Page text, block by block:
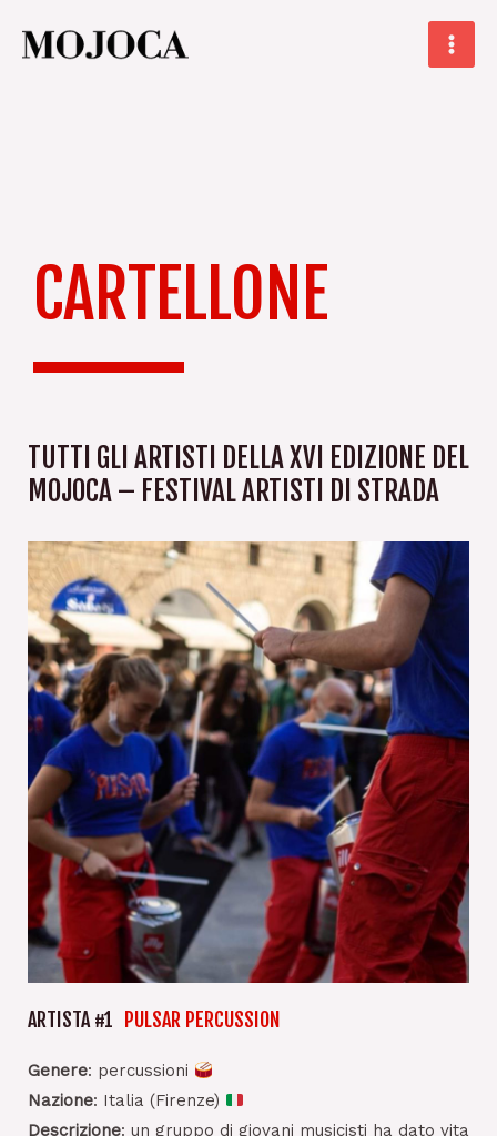
Main
CARTELLONE
TUTTI GLI ARTISTI DELLA XVI EDIZIONE DEL
MOJOCA – FESTIVAL ARTISTI DI STRADA
ARTISTA #1 PULSAR PERCUSSION
Genere: percussioni
Nazione: Italia (Firenze)
Descrizione: un gruppo di giovani musicisti ha dato vita